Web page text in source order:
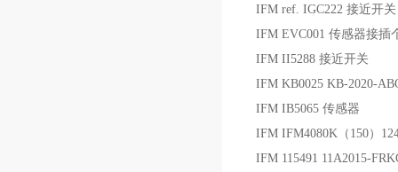
IFM ref. IGC222 接近开关
IFM EVC001 传感器接插
IFM II5288 接近开关
IFM KB0025 KB-2020-
IFM IB5065 传感器
IFM IFM4080K（150）
IFM 115491 11A2015-